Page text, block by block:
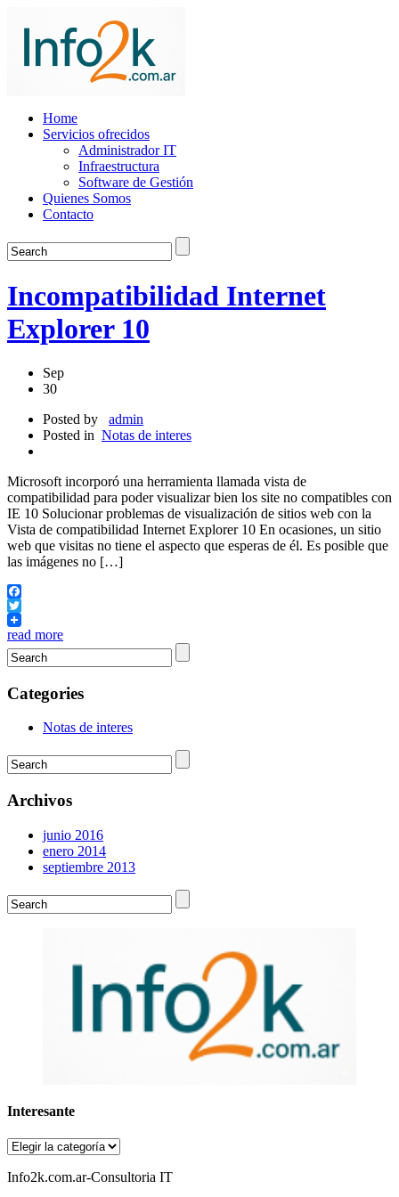
Home
Servicios ofrecidos
Administrador IT
Infraestructura
Software de Gestión
Quienes Somos
Contacto
Incompatibilidad Internet
Explorer 10
Sep
30
Posted by
admin
Posted in Notas de interes
Microsoft incorporó una herramienta llamada vista de
compatibilidad para poder visualizar bien los site no compatibles con
IE 10 Solucionar problemas de visualización de sitios web con la
Vista de compatibilidad Internet Explorer 10 En ocasiones, un sitio
web que visitas no tiene el aspecto que esperas de él. Es posible que
las imágenes no […]
Facebook
Twitter
read more
Categories
Notas de interes
Archivos
junio 2016
enero 2014
septiembre 2013
Interesante
Interesante
Info2k.com.ar-Consultoria IT